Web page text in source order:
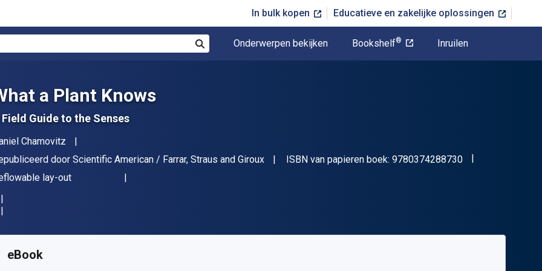
In bulk kopen Educatieve en zakelijke oplossingen
Onderwerpen bekijken Bookshelf® Inruilen
a Plant Knows
Field Guide to the Senses
Chamovitz
door Scientific American / Farrar, Straus and Giroux ISBN van papieren boek: 9780374288730"ISBN-13
lay-out
eBook